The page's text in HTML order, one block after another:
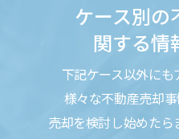
ケース別の
関する情
下記ケース以外に
様々な不動産売却
売却を検討し始めたら